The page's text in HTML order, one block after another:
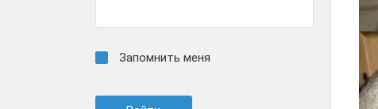
Запомнить меня